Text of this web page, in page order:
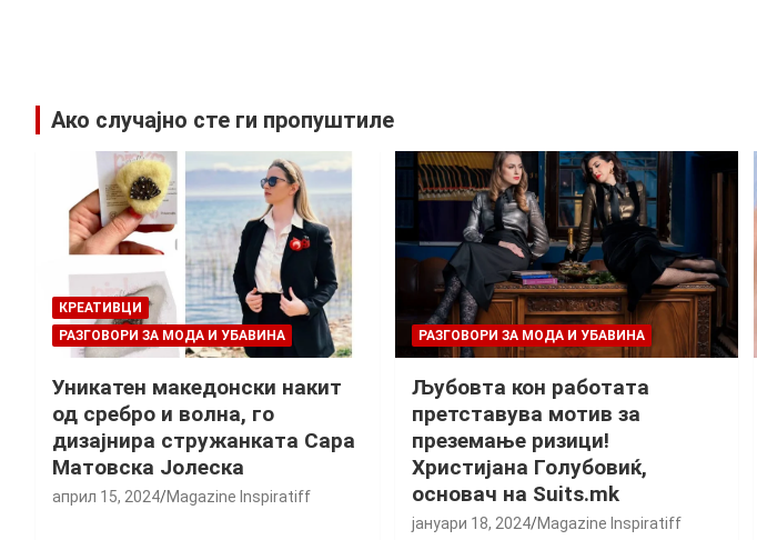
Ако случајно сте ги пропуштиле
КРЕАТИВЦИ
РАЗГОВОРИ ЗА МОДА И УБАВИНА
Уникатен македонски накит
од сребро и волна, го
дизајнира стружанката Сара
Матовска Јолеска
април 15, 2024 Magazine Inspiratiff
РАЗГОВОРИ ЗА МОДА И УБАВИНА
Љубовта кон работата
претставува мотив за
преземање ризици!
Христијана Голубовиќ,
основач на Suits.mk
јануари 18, 2024 Magazine Inspiratiff